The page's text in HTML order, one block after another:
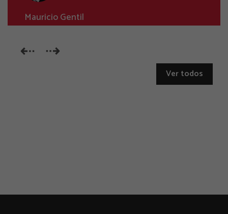
Mauricio Gentil
Ver todos